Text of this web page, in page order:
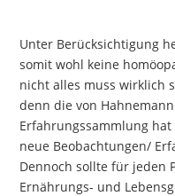
Unter Berücksichtigung
somit wohl keine
nicht alles muss wirklich
denn die von
Erfahrungssammlung
neue Beobachtungen/
Dennoch sollte für jeden
Ernährungs- und